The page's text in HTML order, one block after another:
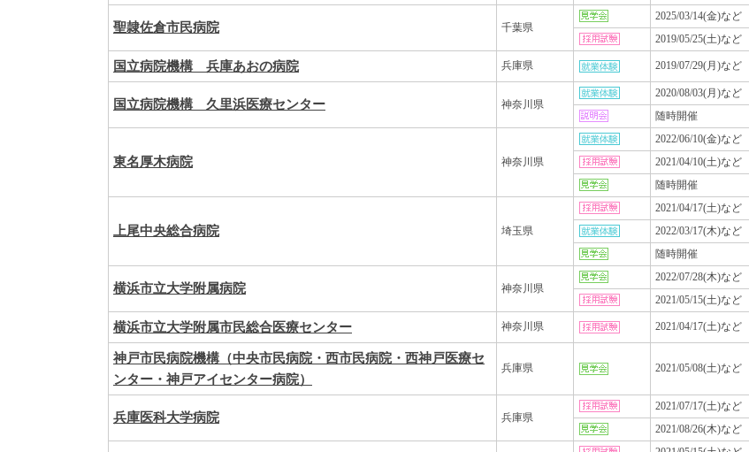
聖隷佐倉市民病院 千葉県
2025/03/14(金)など
2019/05/25(土)など
国立病院機構 兵庫あおの病院 兵庫県 2019/07/29(月)など
国立病院機構 久里浜医療センター 神奈川県
2020/08/03(月)など
随時開催
東名厚木病院 神奈川県
2022/06/10(金)など
2021/04/10(土)など
随時開催
上尾中央総合病院 埼玉県
2021/04/17(土)など
2022/03/17(木)など
随時開催
横浜市立大学附属病院 神奈川県
2022/07/28(木)など
2021/05/15(土)など
横浜市立大学附属市民総合医療センター 神奈川県 2021/04/17(土)など
神戸市民病院機構（中央市民病院・西市民病院・西神戸医療セ
ンター・神戸アイセンター病院）
兵庫県 2021/05/08(土)など
兵庫医科大学病院 兵庫県
2021/07/17(土)など
2021/08/26(木)など